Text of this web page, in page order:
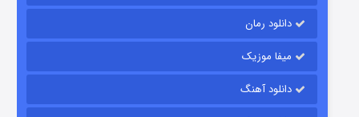
قسمت15 (دوبله) منتشر شد
دانلود رمان
میفا موزیک
دانلود آهنگ